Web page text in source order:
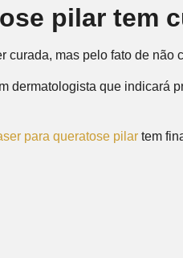
pilar tem
curada, mas pelo fato de
dermatologista que indicará
para queratose pilar tem